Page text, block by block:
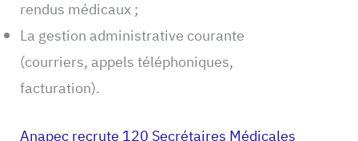
rendus médicaux ;
La gestion administrative courante
(courriers, appels téléphoniques,
facturation).
Anapec recrute 120 Secrétaires Médicales